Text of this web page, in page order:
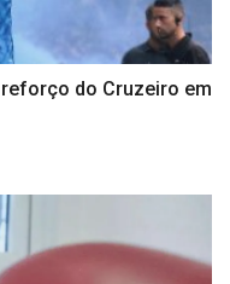
do Cruzeiro em